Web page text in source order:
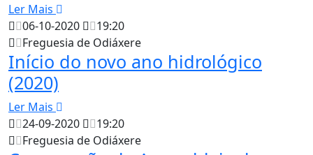
Ler Mais
06-10-2020
19:20
Freguesia de Odiáxere
Início do novo ano hidrológico
(2020)
Ler Mais
24-09-2020
19:20
Freguesia de Odiáxere